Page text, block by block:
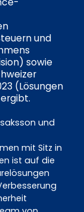
und
sowie
(Lösungen
und
mit Sitz in
ist auf die